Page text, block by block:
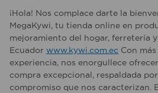
¡Hola! Nos complace darte la
MegaKywi, tu tienda online en
mejoramiento del hogar, ferretería
Ecuador www.kywi.com.ec Con
experiencia, nos enorgullece
compra excepcional, respaldada
compromiso que nos caracterizan.